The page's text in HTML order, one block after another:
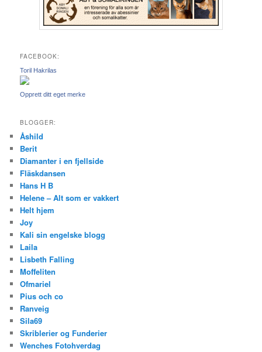
FACEBOOK:
Toril Hakrilas
Opprett ditt eget merke
BLOGGER:
Åshild
Berit
Diamanter i en fjellside
Fläskdansen
Hans H B
Helene – Alt som er vakkert
Helt hjem
Joy
Kali sin engelske blogg
Laila
Lisbeth Falling
Moffeliten
Ofmariel
Pius och co
Ranveig
Sila69
Skriblerier og Funderier
Wenches Fotohverdag